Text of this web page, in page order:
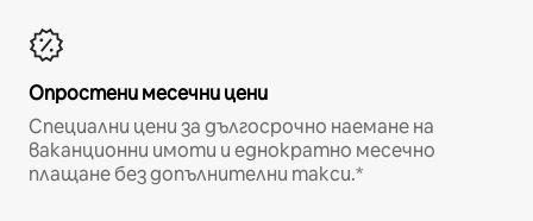
Опростени месечни цени
Специални цени за дългосрочно наемане на
ваканционни имоти и еднократно месечно
плащане без допълнителни такси.*